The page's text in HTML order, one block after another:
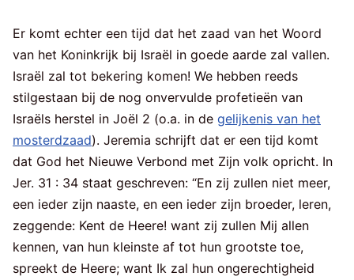
Er komt echter een tijd dat het zaad van het Woord
van het Koninkrijk bij Israël in goede aarde zal vallen.
Israël zal tot bekering komen! We hebben reeds
stilgestaan bij de nog onvervulde profetieën van
Israëls herstel in Joël 2 (o.a. in de gelijkenis van het
mosterdzaad). Jeremia schrijft dat er een tijd komt
dat God het Nieuwe Verbond met Zijn volk opricht. In
Jer. 31 : 34 staat geschreven: “En zij zullen niet meer,
een ieder zijn naaste, en een ieder zijn broeder, leren,
zeggende: Kent de Heere! want zij zullen Mij allen
kennen, van hun kleinste af tot hun grootste toe,
spreekt de Heere; want Ik zal hun ongerechtigheid